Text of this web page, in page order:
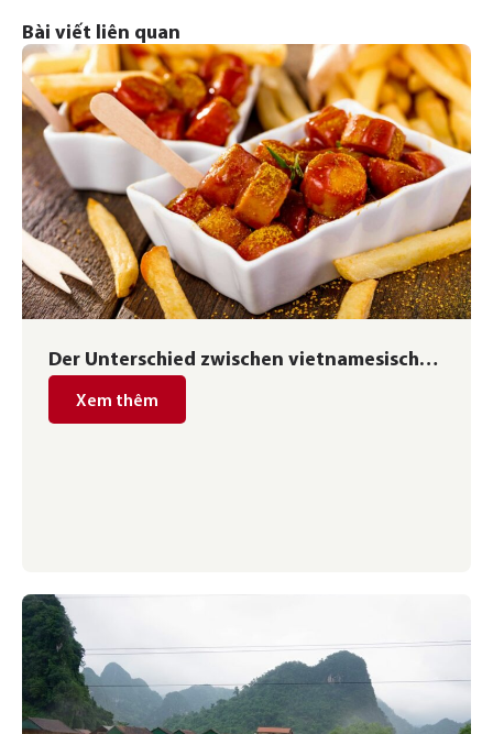
Bài viết liên quan
Der Unterschied zwischen vietnamesischen
und deutschen Gerichten
Xem thêm